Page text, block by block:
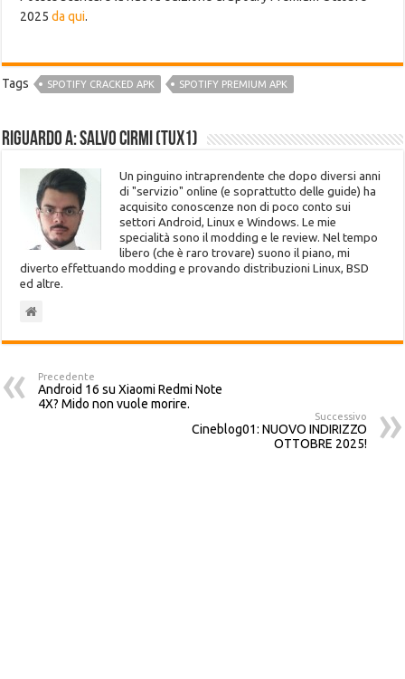
2025da qui.
Tags SPOTIFY CRACKED APK SPOTIFY PREMIUM APK
Riguardo a: Salvo Cirmi (Tux1)
Un pinguino intraprendente che dopo diversi anni
di "servizio" online (e soprattutto delle guide) ha
acquisito conoscenze non di poco conto sui
settori Android, Linux e Windows. Le mie
specialità sono il modding e le review. Nel tempo
libero (che è raro trovare) suono il piano, mi
diverto effettuando modding e provando distribuzioni Linux, BSD
ed altre.
Precedente
Android 16 su Xiaomi Redmi Note
4X? Mido non vuole morire.
Successivo
Cineblog01: NUOVO INDIRIZZO
OTTOBRE 2025!